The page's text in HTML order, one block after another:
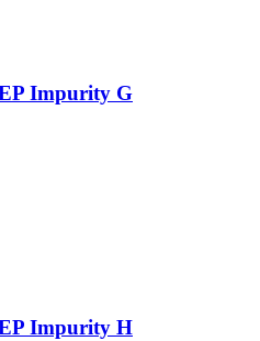
Impurity G
EP Impurity H